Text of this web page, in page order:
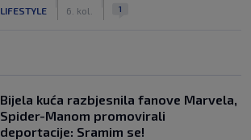
LIFESTYLE 6. kol. 1
Bijela kuća razbjesnila fanove Marvela,
Spider-Manom promovirali
deportacije: Sramim se!